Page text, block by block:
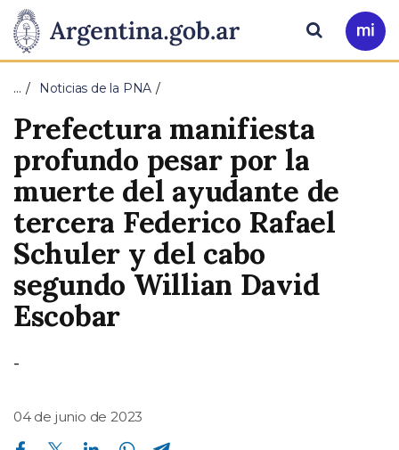
Presidencia
de
la
Nación
Pasar al contenido principal
Ir
a
Buscar
… Noticias de la PNA
Prefectura manifiesta
profundo pesar por la
muerte del ayudante de
tercera Federico Rafael
Schuler y del cabo
segundo Willian David
Escobar
-
04 de junio de 2023
Compartir en Facebook Compartir en Twitter Compartir en Linkedin Compartir en Whatsapp